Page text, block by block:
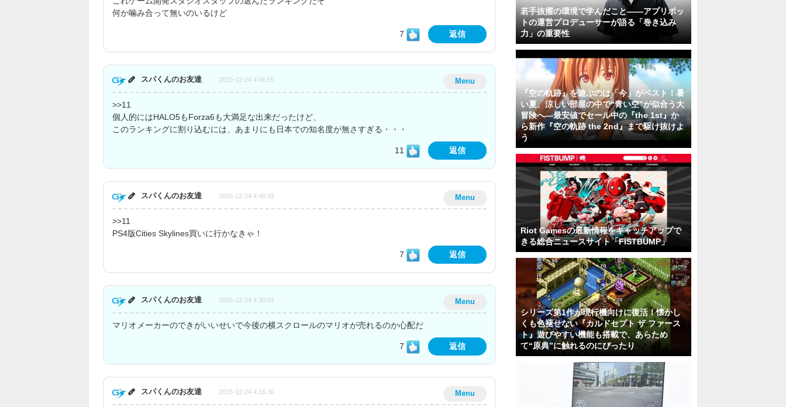
何か噛み合って無いのいるけど
7 返信
Menu
スパくんのお友達 2015-12-24 4:46:55
>>11
個人的にはHALO5もForza6も大満足な出来だったけど、
このランキングに割り込むには、あまりにも日本での知名度が無さすぎる・・・
11 返信
Menu
スパくんのお友達 2015-12-24 4:46:42
>>11
PS4版Cities Skylines買いに行かなきゃ！
7 返信
Menu
スパくんのお友達 2015-12-24 4:30:07
マリオメーカーのできがいいせいで今後の横スクロールのマリオが売れるのか心配だ
7 返信
Menu
スパくんのお友達 2015-12-24 4:16:30
若手抜擢の環境で学んだこと――アプリボッ
トの運営プロデューサーが語る「巻き込み
力」の重要性
『空の軌跡』を遊ぶのは「今」がベスト！暑
い夏、涼しい部屋の中で“青い空”が似合う大
冒険へ―最安値でセール中の『the 1st』か
ら新作『空の軌跡 the 2nd』まで駆け抜けよ
う
Riot Gamesの最新情報をキャッチアップで
きる総合ニュースサイト「FISTBUMP」
シリーズ第1作が現行機向けに復活！懐かし
くも色褪せない『カルドセプト ザ ファース
ト』遊びやすい機能も搭載で、あらため
て“原典”に触れるのにぴったり